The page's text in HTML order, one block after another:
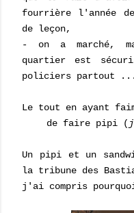
fourrière l'année
de leçon,
- on a marché,
quartier est
policiers partout
Le tout en ayant
de faire pipi (
Un pipi et un
la tribune des
j'ai compris